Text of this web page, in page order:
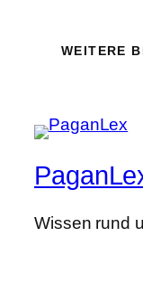
WEITERE
Wissen rund